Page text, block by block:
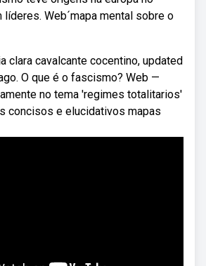
líderes. Web´mapa mental sobre o
clara cavalcante cocentino, updated
O que é o fascismo? Web —
no tema 'regimes totalitarios'
concisos e elucidativos mapas